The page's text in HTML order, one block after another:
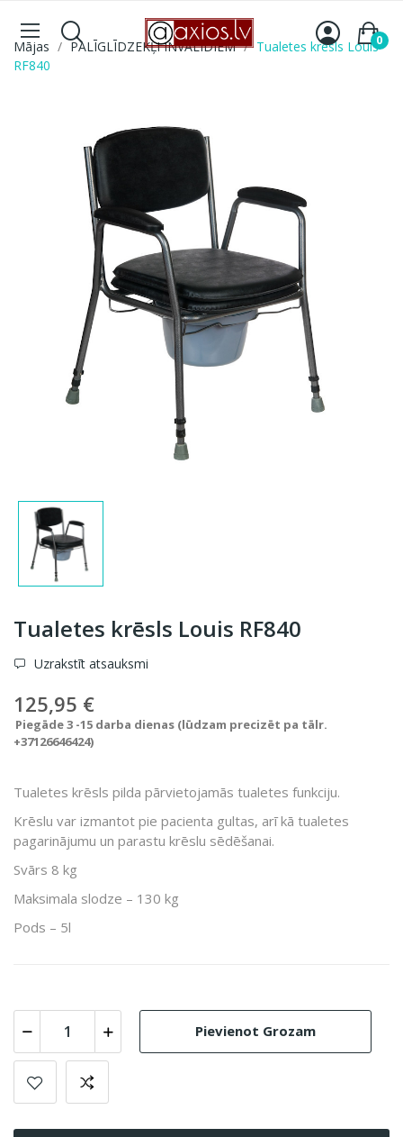
0
Mājas PALĪGLĪDZEKĻI INVALĪDIEM
Tualetes krēsls Louis
RF840
Tualetes krēsls Louis RF840
Uzrakstīt atsauksmi
125,95 €
Piegāde 3 -15 darba dienas (lūdzam precizēt pa tālr.
+37126646424)
Tualetes krēsls pilda pārvietojamās tualetes funkciju.
Krēslu var izmantot pie pacienta gultas, arī kā tualetes
pagarinājumu un parastu krēslu sēdēšanai.
Svārs 8 kg
Maksimala slodze – 130 kg
Pods – 5l
Pievienot Grozam